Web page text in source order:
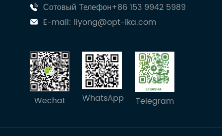
Сотовый Телефон+86 153 9942 5989
E-mail: liyong@opt-ika.com
Wechat WhatsApp Telegram